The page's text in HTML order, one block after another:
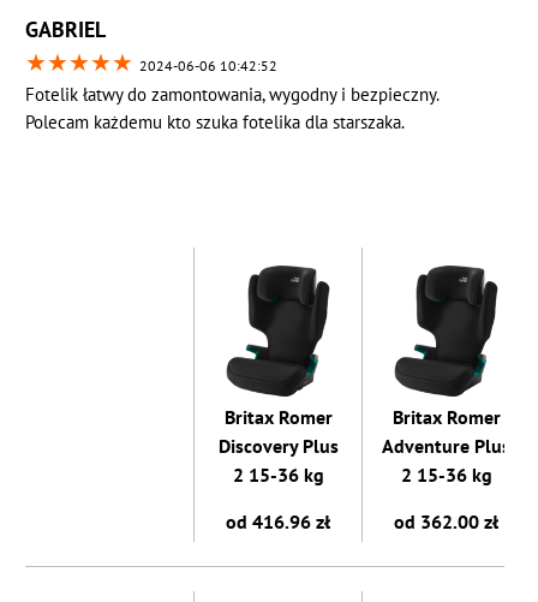
GABRIEL
★★★★★ 2024-06-06 10:42:52
Fotelik łatwy do zamontowania, wygodny i bezpieczny.
Polecam każdemu kto szuka fotelika dla starszaka.
Britax Romer
Discovery Plus
2 15-36 kg
Britax Romer
Adventure Plus
2 15-36 kg
od 416.96 zł
od 362.00 zł